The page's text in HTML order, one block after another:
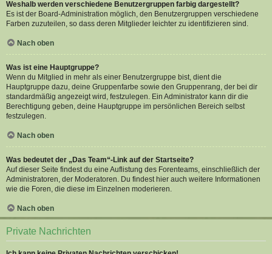
Weshalb werden verschiedene Benutzergruppen farbig dargestellt?
Es ist der Board-Administration möglich, den Benutzergruppen verschiedene
Farben zuzuteilen, so dass deren Mitglieder leichter zu identifizieren sind.
Nach oben
Was ist eine Hauptgruppe?
Wenn du Mitglied in mehr als einer Benutzergruppe bist, dient die
Hauptgruppe dazu, deine Gruppenfarbe sowie den Gruppenrang, der bei dir
standardmäßig angezeigt wird, festzulegen. Ein Administrator kann dir die
Berechtigung geben, deine Hauptgruppe im persönlichen Bereich selbst
festzulegen.
Nach oben
Was bedeutet der „Das Team“-Link auf der Startseite?
Auf dieser Seite findest du eine Auflistung des Forenteams, einschließlich der
Administratoren, der Moderatoren. Du findest hier auch weitere Informationen
wie die Foren, die diese im Einzelnen moderieren.
Nach oben
Private Nachrichten